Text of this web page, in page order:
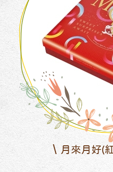
月來月好(